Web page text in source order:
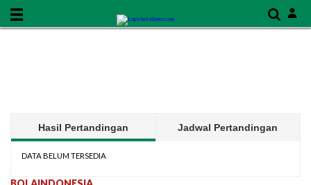
Hasil Pertandingan Jadwal Pertandingan
DATA BELUM TERSEDIA